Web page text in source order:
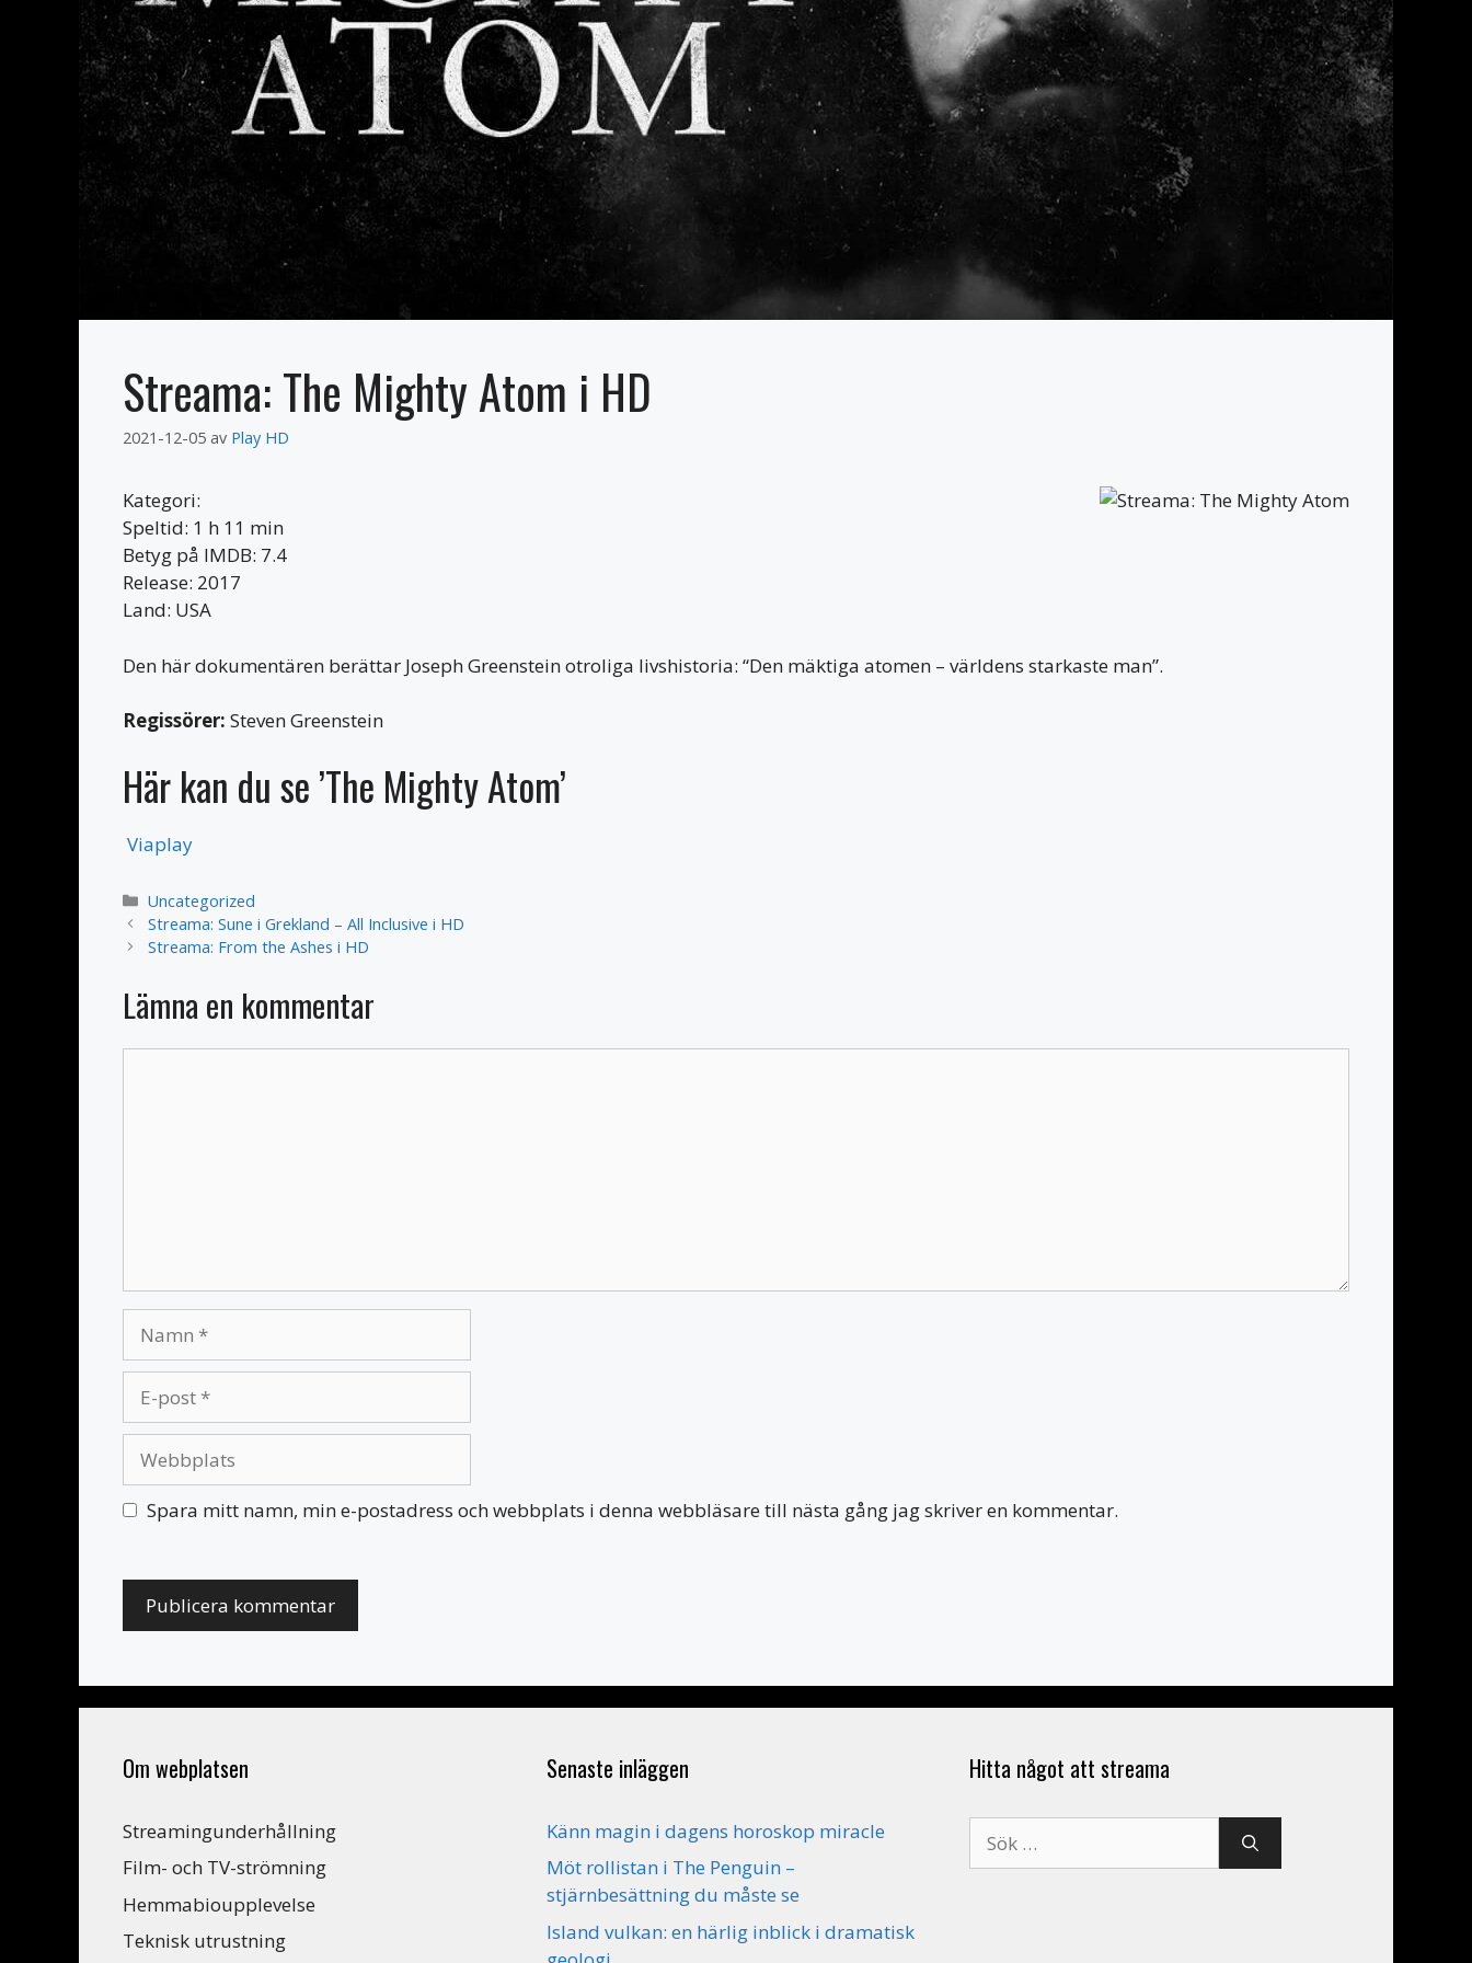
Streama: The Mighty Atom i HD
2021-12-05 av Play HD
Kategori:
Speltid: 1 h 11 min
Betyg på IMDB: 7.4
Release: 2017
Land: USA
Den här dokumentären berättar Joseph Greenstein otroliga livshistoria: “Den mäktiga atomen – världens starkaste man”.
Regissörer: Steven Greenstein
Här kan du se ’The Mighty Atom’
Viaplay
Kategorier
Uncategorized
Streama: Sune i Grekland – All Inclusive i HD
Streama: From the Ashes i HD
Lämna en kommentar
post
Spara mitt namn, min e-postadress och webbplats i denna webbläsare till nästa gång jag skriver en kommentar.
Om webplatsen
Streamingunderhållning
Film- och TV-strömning
Hemmabioupplevelse
Teknisk utrustning
Senaste inläggen
Känn magin i dagens horoskop miracle
Möt rollistan i The Penguin –
stjärnbesättning du måste se
Island vulkan: en härlig inblick i dramatisk
Hitta något att streama
efter: